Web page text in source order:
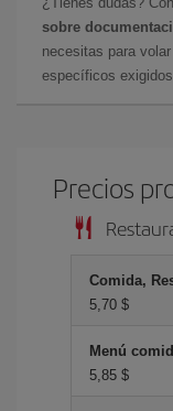
sobre
necesitas para
específicos
Precios
Comida,
5,70 $
Menú
5,85 $